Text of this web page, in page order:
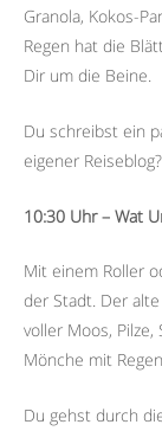
Granola, Kokos-
Regen hat die
Dir um die Beine.
Du schreibst ein
eigener Reiseblog?
10:30 Uhr – Wat
Mit einem Roller
der Stadt. Der
voller Moos,
Mönche mit
Du gehst durch